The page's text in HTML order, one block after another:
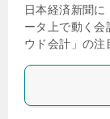
日本経済新聞に
ータ上で動く会
ウド会計」の